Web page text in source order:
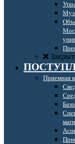
Приемная